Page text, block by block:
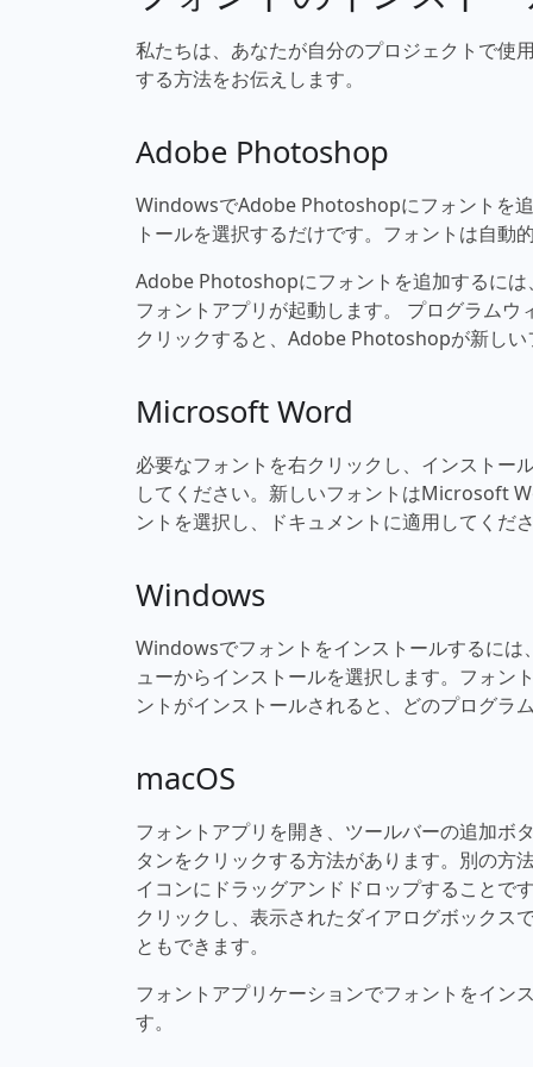
私たちは、あなたが自分のプロジェクトで
する方法をお伝えします。
Adobe Photoshop
WindowsでAdobe Photoshopにフォントを
トールを選択するだけです。フォントは自
Adobe Photoshopにフォントを追加するに
フォントアプリが起動します。 プログラム
クリックすると、Adobe Photoshopが新し
Microsoft Word
必要なフォントを右クリックし、インスト
してください。新しいフォントはMicrosoft
ントを選択し、ドキュメントに適用してくだ
Windows
Windowsでフォントをインストールするに
ューからインストールを選択します。フォン
ントがインストールされると、どのプログラ
macOS
フォントアプリを開き、ツールバーの追加ボ
タンをクリックする方法があります。別の方
イコンにドラッグアンドドロップすることで
クリックし、表示されたダイアログボックス
ともできます。
フォントアプリケーションでフォントをイン
す。